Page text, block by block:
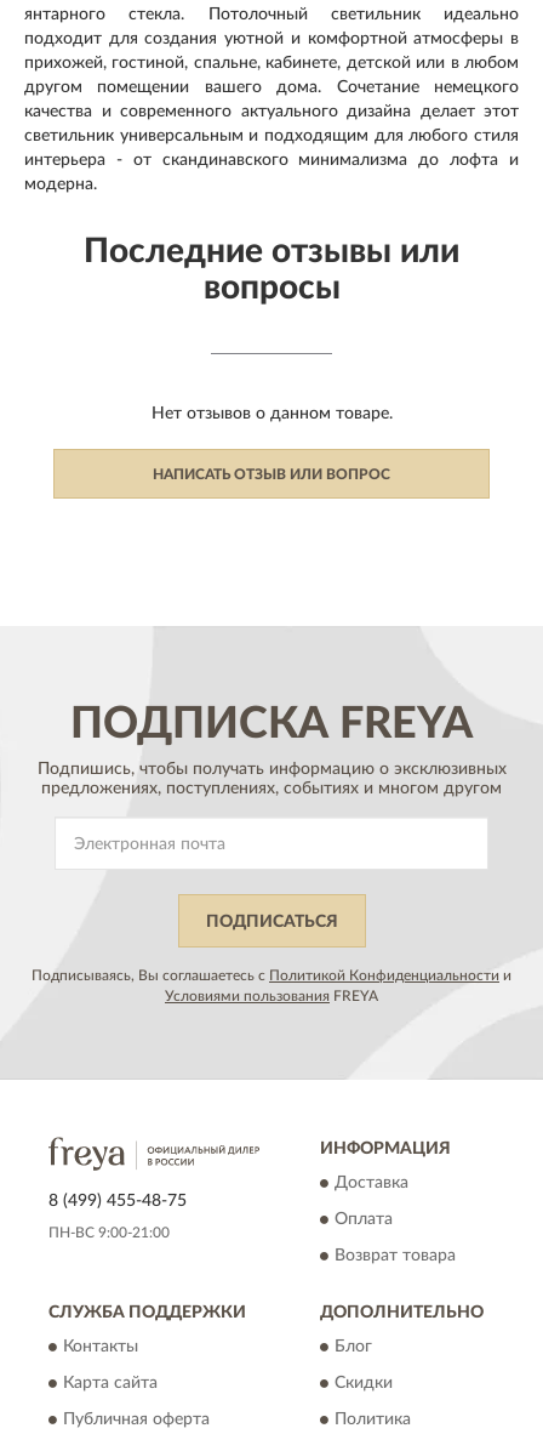
янтарного стекла. Потолочный светильник идеально
подходит для создания уютной и комфортной атмосферы в
прихожей, гостиной, спальне, кабинете, детской или в любом
другом помещении вашего дома. Сочетание немецкого
качества и современного актуального дизайна делает этот
светильник универсальным и подходящим для любого стиля
интерьера - от скандинавского минимализма до лофта и
модерна.
Последние отзывы или
вопросы
Нет отзывов о данном товаре.
НАПИСАТЬ ОТЗЫВ ИЛИ ВОПРОС
ПОДПИСКА FREYA
Подпишись, чтобы получать информацию о эксклюзивных
предложениях, поступлениях, событиях и многом другом
ПОДПИСАТЬСЯ
Подписываясь, Вы соглашаетесь с Политикой Конфиденциальности и
Условиями пользования FREYA
8 (499) 455-48-75
ПН-ВС 9:00-21:00
ИНФОРМАЦИЯ
Доставка
Оплата
Возврат товара
СЛУЖБА ПОДДЕРЖКИ
Контакты
Карта сайта
Публичная оферта
ДОПОЛНИТЕЛЬНО
Блог
Скидки
Политика